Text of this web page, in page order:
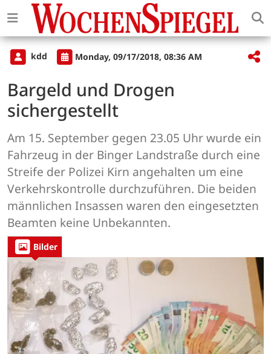
kdd Monday, 09/17/2018, 08:36 AM
Bargeld und Drogen
sichergestellt
Am 15. September gegen 23.05 Uhr wurde ein
Fahrzeug in der Binger Landstraße durch eine
Streife der Polizei Kirn angehalten um eine
Verkehrskontrolle durchzuführen. Die beiden
männlichen Insassen waren den eingesetzten
Beamten keine Unbekannten.
Bilder